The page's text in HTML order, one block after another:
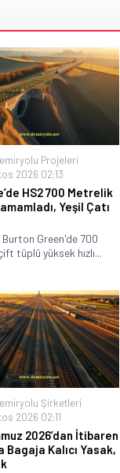
Projeleri
2026 02:13
HS2 700 Metrelik
Yeşil Çatı
Green'de 700
tüplü yüksek hızlı...
Şirketleri
2026 02:11
2026’dan İtibaren
Kalıcı Yasak,